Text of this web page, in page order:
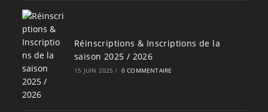
Réinscriptions & Inscriptions de la
saison 2025 / 2026
15 JUIN 2025 / 0 COMMENTAIRE